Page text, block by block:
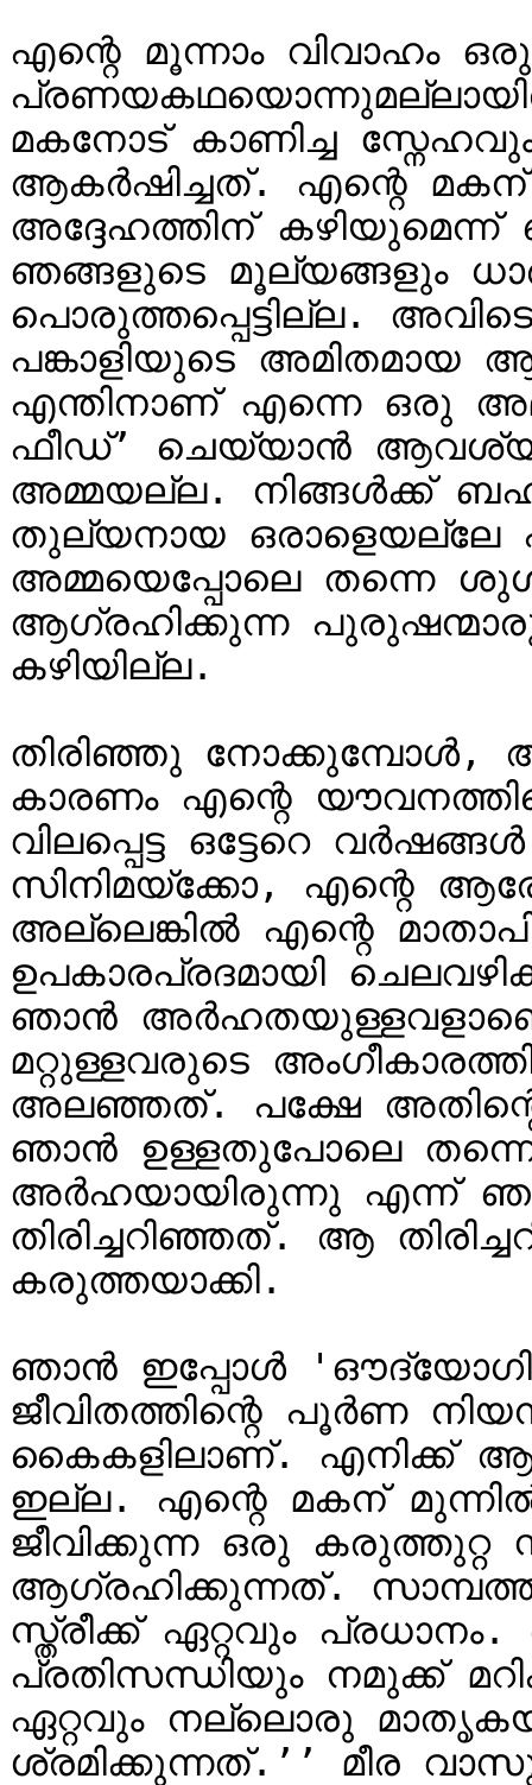
എന്റെ മൂന്നാം വിവാഹം
മകനോട് കാണിച്ച
ആകർഷിച്ചത്. എന്റെ മകന്
അദ്ദേഹത്തിന്
ഞങ്ങളുടെ മൂല്യങ്ങളും
പൊരുത്തപ്പെട്ടില്ല.
പങ്കാളിയുടെ അമിതമായ
എന്തിനാണ് എന്നെ ഒരു
ഫീഡ്’ ചെയ്യാൻ
അമ്മയല്ല. നിങ്ങൾക്ക്
തുല്യനായ ഒരാളെയല്ലേ
അമ്മയെപ്പോലെ തന്നെ
ആഗ്രഹിക്കുന്ന
കഴിയില്ല.
തിരിഞ്ഞു നോക്കുമ്പോൾ,
കാരണം എന്റെ
വിലപ്പെട്ട ഒട്ടേറെ
സിനിമയ്ക്കോ, എന്റെ
അല്ലെങ്കിൽ എന്റെ
ഉപകാരപ്രദമായി
ഞാൻ
മറ്റുള്ളവരുടെ
അലഞ്ഞത്. പക്ഷേ
ഞാൻ ഉള്ളതുപോലെ തന്നെ
അർഹയായിരുന്നു എന്ന്
തിരിച്ചറിഞ്ഞത്. ആ
കരുത്തയാക്കി.
ഞാൻ ഇപ്പോൾ
ജീവിതത്തിന്റെ പൂർണ
കൈകളിലാണ്. എനിക്ക്
ഇല്ല. എന്റെ മകന്
ജീവിക്കുന്ന ഒരു കരുത്തുറ്റ
ആഗ്രഹിക്കുന്നത്.
സ്ത്രീക്ക് ഏറ്റവും
പ്രതിസന്ധിയും നമുക്ക്
ഏറ്റവും നല്ലൊരു
ശ്രമിക്കുന്നത്.’’ മീര